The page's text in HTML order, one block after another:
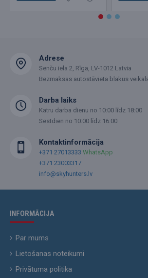
Adrese
Senču iela 2, Rīga, LV-1012 Latvia
Bezmaksas autostāvieta blakus
Darba laiks
Katru darba dienu no 10:00 līdz 18:00
Sestdien no 10:00 līdz 16:00
Kontaktinformācija
+371 27013333 WhatsApp
+371 23003317
info@skyhunters.lv
INFORMĀCIJA
Par mums
Lietošanas noteikumi
Privātuma politika